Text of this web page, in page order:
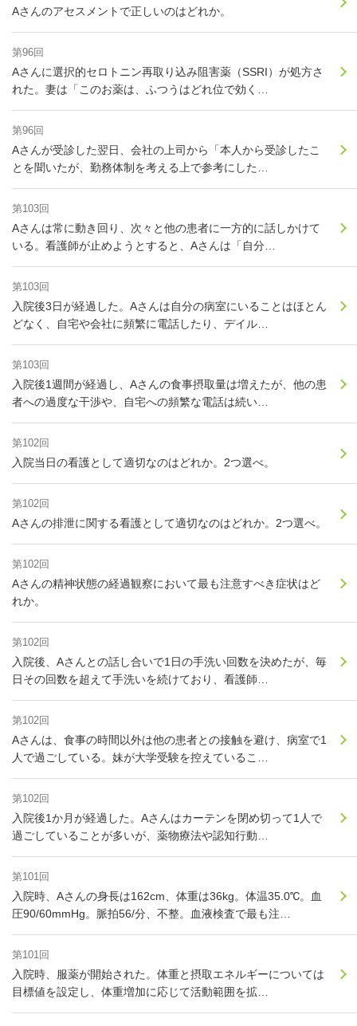
Aさんのアセスメントで正しいのはどれか。
第96回
Aさんに選択的セロトニン再取り込み阻害薬（SSRI）が処方さ
れた。妻は「このお薬は、ふつうはどれ位で効く…
第96回
Aさんが受診した翌日、会社の上司から「本人から受診したこ
とを聞いたが、勤務体制を考える上で参考にした…
第103回
Aさんは常に動き回り、次々と他の患者に一方的に話しかけて
いる。看護師が止めようとすると、Aさんは「自分…
第103回
入院後3日が経過した。Aさんは自分の病室にいることはほとん
どなく、自宅や会社に頻繁に電話したり、デイル…
第103回
入院後1週間が経過し、Aさんの食事摂取量は増えたが、他の患
者への過度な干渉や、自宅への頻繁な電話は続い…
第102回
入院当日の看護として適切なのはどれか。2つ選べ。
第102回
Aさんの排泄に関する看護として適切なのはどれか。2つ選べ。
第102回
Aさんの精神状態の経過観察において最も注意すべき症状はど
れか。
第102回
入院後、Aさんとの話し合いで1日の手洗い回数を決めたが、毎
日その回数を超えて手洗いを続けており、看護師…
第102回
Aさんは、食事の時間以外は他の患者との接触を避け、病室で1
人で過ごしている。妹が大学受験を控えているこ…
第102回
入院後1か月が経過した。Aさんはカーテンを閉め切って1人で
過ごしていることが多いが、薬物療法や認知行動…
第101回
入院時、Aさんの身長は162cm、体重は36kg。体温35.0℃。血
圧90/60mmHg。脈拍56/分、不整。血液検査で最も注…
第101回
入院時、服薬が開始された。体重と摂取エネルギーについては
目標値を設定し、体重増加に応じて活動範囲を拡…